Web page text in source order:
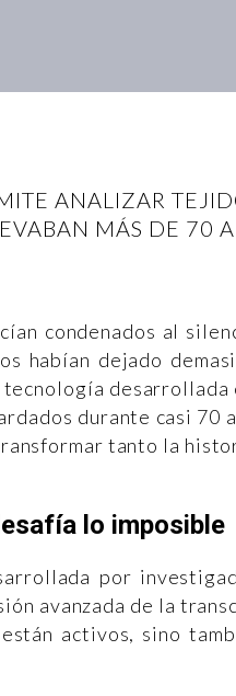
ANALIZAR
MÁS DE
condenados al
habían dejado
desarrollada
durante casi 70
tanto la
lo imposible
por
avanzada de la
activos, sino